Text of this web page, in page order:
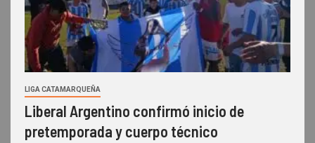
LIGA CATAMARQUEÑA
Liberal Argentino confirmó inicio de
pretemporada y cuerpo técnico